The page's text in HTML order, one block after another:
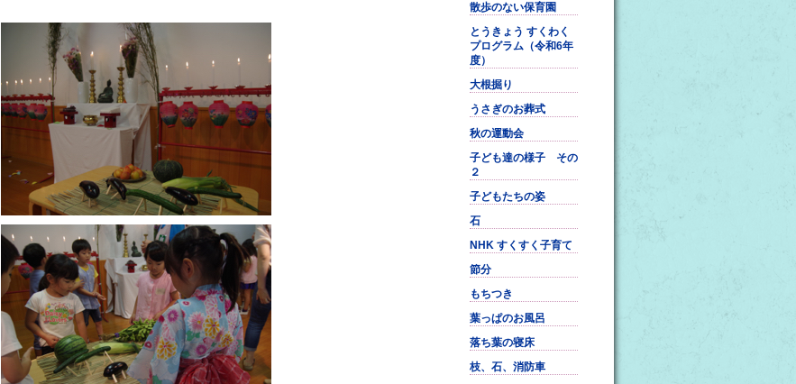
散歩のない保育園
とうきょう すくわく
プログラム（令和6年
度）
大根掘り
うさぎのお葬式
秋の運動会
子ども達の様子 その
２
子どもたちの姿
石
NHK すくすく子育て
節分
もちつき
葉っぱのお風呂
落ち葉の寝床
枝、石、消防車